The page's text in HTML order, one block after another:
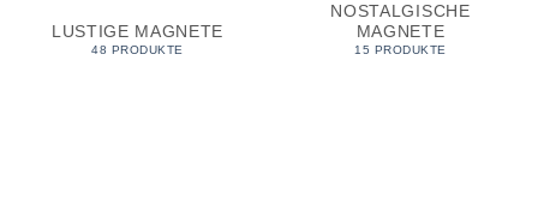
LUSTIGE MAGNETE
48 PRODUKTE
NOSTALGISCHE
MAGNETE
15 PRODUKTE